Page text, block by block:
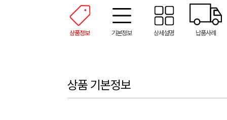
상품정보 기본정보 상세설명 납품사례
상품 기본정보